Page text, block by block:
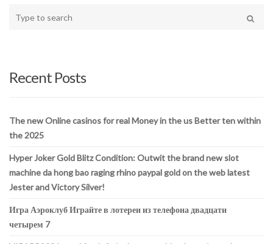
your
Recent Posts
The new Online casinos for real Money in the us Better ten within
the 2025
Hyper Joker Gold Blitz Condition: Outwit the brand new slot
machine da hong bao raging rhino paypal gold on the web latest
Jester and Victory Silver!
Игра Аэроклуб Играйте в лотереи из телефона двадцати
четырем 7